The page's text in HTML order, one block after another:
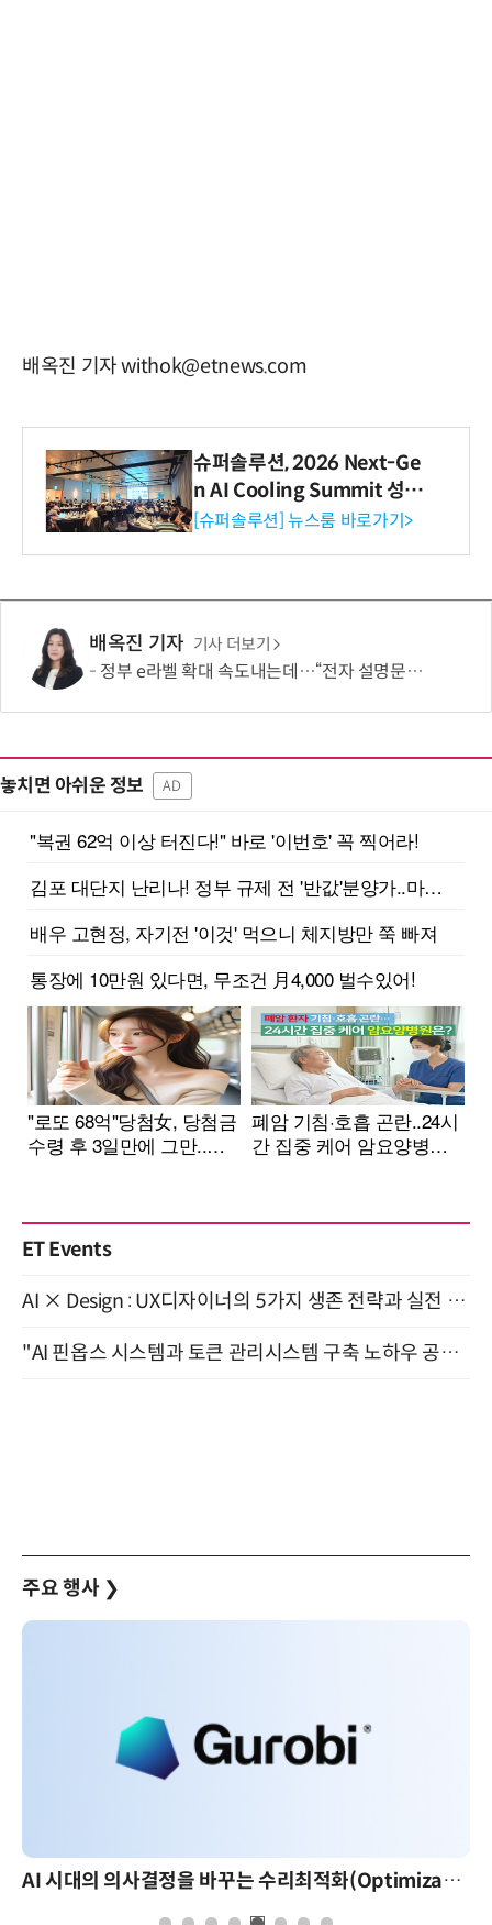
배옥진 기자 withok@etnews.com
슈퍼솔루션, 2026 Next-Ge
n AI Cooling Summit 성황
리 성료
[슈퍼솔루션] 뉴스룸 바로가기>
배옥진 기자 기사 더보기
정부 e라벨 확대 속도내는데…“전자 설명문, 종이보다 불편”
놓치면 아쉬운 정보 AD
ET Events
AI × Design : UX디자이너의 5가지 생존 전략과 실전 대응 8월 28일 개최
"AI 핀옵스 시스템과 토큰 관리시스템 구축 노하우 공개" 잠실 한국광고문화회관 2층 대회의실 (8/21)
주요 행사 ❯
AI 시대의 의사결정을 바꾸는 수리최적화(Optimization): 실제 산업 적용 사례와 활용 전략 AI 핀옵스 실